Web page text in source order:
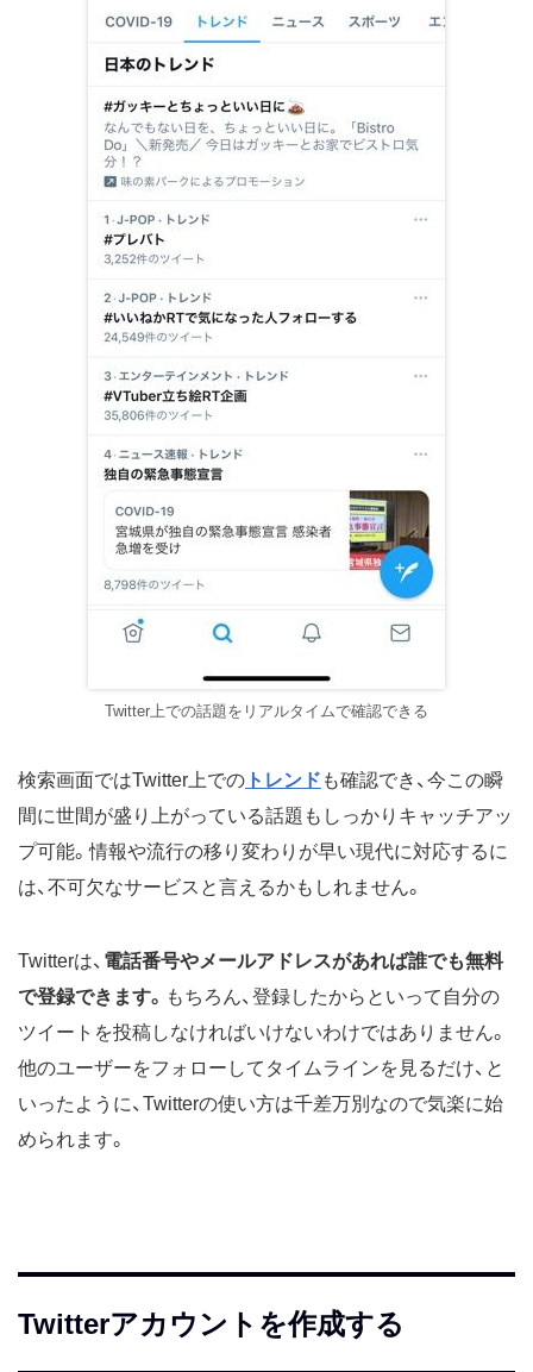
Twitter上での話題をリアルタイムで確認できる
検索画面ではTwitter上での トレンド も確認でき、今この瞬
間に世間が盛り上がっている話題もしっかりキャッチアッ
プ可能。情報や流行の移り変わりが早い現代に対応するに
は、不可欠なサービスと言えるかもしれません。
Twitterは、 電話番号やメールアドレスがあれば誰でも無料
で登録できます。 もちろん、登録したからといって自分の
ツイートを投稿しなければいけないわけではありません。
他のユーザーをフォローしてタイムラインを見るだけ、と
いったように、Twitterの使い方は千差万別なので気楽に始
められます。
Twitterアカウントを作成する